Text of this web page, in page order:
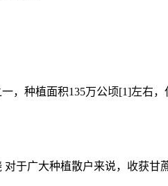
，种植面积135万公顷[1]左右
对于广大种植散户来说，收获